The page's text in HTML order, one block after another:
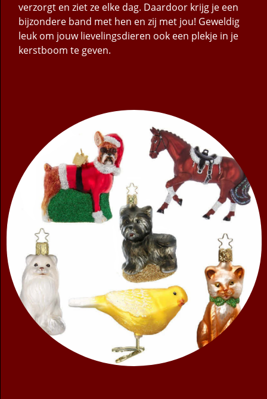
verzorgt en ziet ze elke dag. Daardoor krijg je een
bijzondere band met hen en zij met jou! Geweldig
leuk om jouw lievelingsdieren ook een plekje in je
kerstboom te geven.